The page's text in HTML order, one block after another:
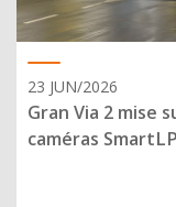
23 JUN/2026
Gran Via 2 mise
caméras